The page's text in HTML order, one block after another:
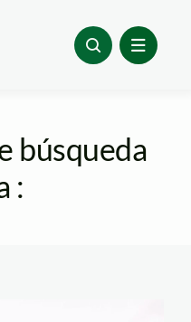
búsqueda
: